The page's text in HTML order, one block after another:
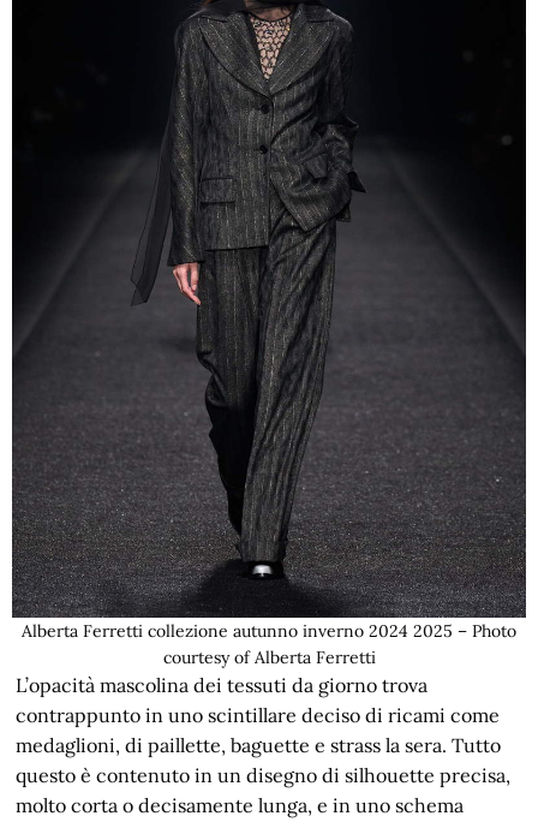
Alberta Ferretti collezione autunno inverno 2024 2025 – Photo
courtesy of Alberta Ferretti
L’opacità mascolina dei tessuti da giorno trova
contrappunto in uno scintillare deciso di ricami come
medaglioni, di paillette, baguette e strass la sera. Tutto
questo è contenuto in un disegno di silhouette precisa,
molto corta o decisamente lunga, e in uno schema